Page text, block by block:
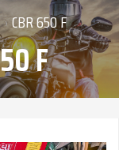
› CBR 650 F
F